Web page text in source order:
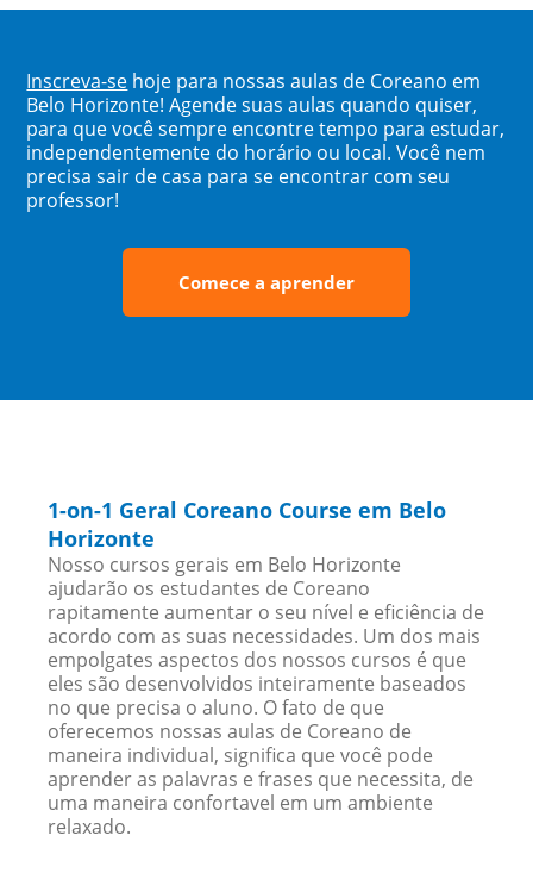
Inscreva-se hoje para nossas aulas de Coreano em
Belo Horizonte! Agende suas aulas quando quiser,
para que você sempre encontre tempo para estudar,
independentemente do horário ou local. Você nem
precisa sair de casa para se encontrar com seu
professor!
Comece a aprender
1-on-1 Geral Coreano Course em Belo
Horizonte
Nosso cursos gerais em Belo Horizonte
ajudarão os estudantes de Coreano
rapitamente aumentar o seu nível e eficiência de
acordo com as suas necessidades. Um dos mais
empolgates aspectos dos nossos cursos é que
eles são desenvolvidos inteiramente baseados
no que precisa o aluno. O fato de que
oferecemos nossas aulas de Coreano de
maneira individual, significa que você pode
aprender as palavras e frases que necessita, de
uma maneira confortavel em um ambiente
relaxado.